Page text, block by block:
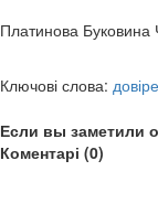
Платинова Буковина
Ключові слова:
Если вы заметили
Коментарі (0)